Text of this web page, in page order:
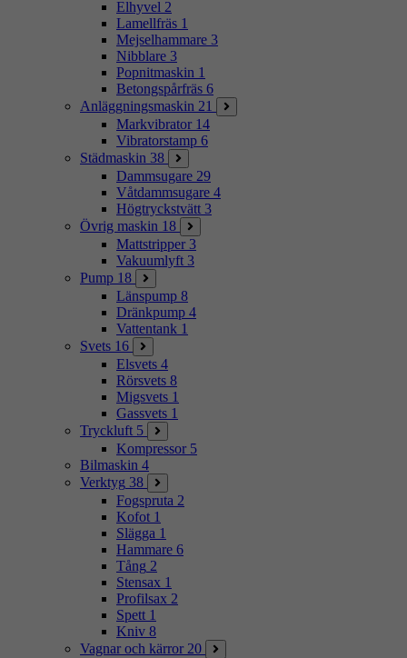
Elhyvel 2
Lamellfräs 1
Mejselhammare 3
Nibblare 3
Popnitmaskin 1
Betongspårfräs 6
Anläggningsmaskin 21
Markvibrator 14
Vibratorstamp 6
Städmaskin 38
Dammsugare 29
Våtdammsugare 4
Högtryckstvätt 3
Övrig maskin 18
Mattstripper 3
Vakuumlyft 3
Pump 18
Länspump 8
Dränkpump 4
Vattentank 1
Svets 16
Elsvets 4
Rörsvets 8
Migsvets 1
Gassvets 1
Tryckluft 5
Kompressor 5
Bilmaskin 4
Verktyg 38
Fogspruta 2
Kofot 1
Slägga 1
Hammare 6
Tång 2
Stensax 1
Profilsax 2
Spett 1
Kniv 8
Vagnar och kärror 20